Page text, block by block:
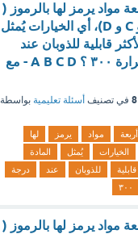
مواد يرمز لها بالرموز (
A و B و C و D)، أي الخيارات يُمثل
قابلية للذوبان عند
درجة حرارة ٣٠٠ ؟ A B C D - مع
في تصنيف أسئلة تعليمية بواسطة
أربعة مواد يرمز
لها
الخيارات يُمثل
المادة
قابلية للذوبان عند
درجة
٣٠٠
مواد يرمز لها بالرموز (